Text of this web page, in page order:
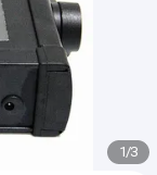
1/3